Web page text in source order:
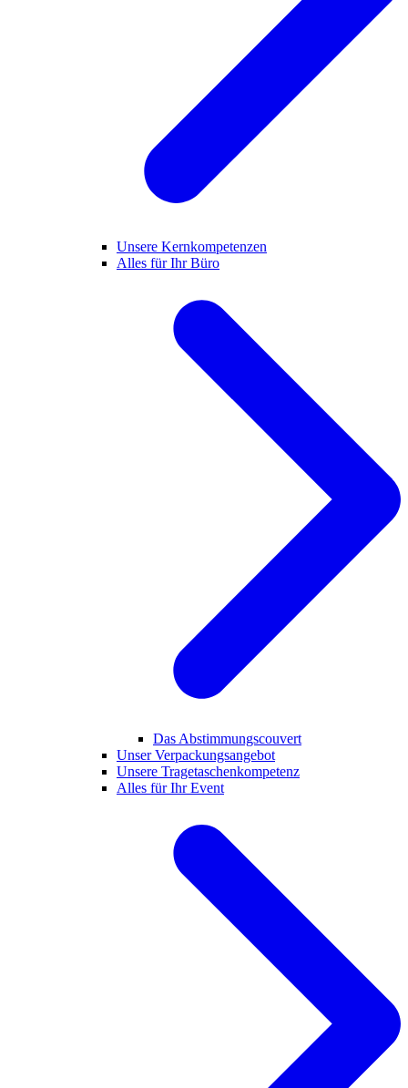
Unsere Kernkompetenzen
Alles für Ihr Büro
Das Abstimmungscouvert
Unser Verpackungsangebot
Unsere Tragetaschenkompetenz
Alles für Ihr Event